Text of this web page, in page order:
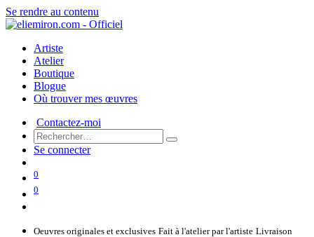
Se rendre au contenu
Artiste
Atelier
Boutique
Blogue
Où trouver mes œuvres
Contactez-moi
Se connecter
0
0
Oeuvres originales et exclusives Fait à l'atelier par l'artiste Livraison